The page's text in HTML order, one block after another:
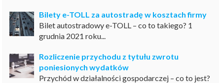
Bilety e-TOLL za autostradę w kosztach firmy
Bilet autostradowy e-TOLL – co to takiego? 1
grudnia 2021 roku...
Rozliczenie przychodu z tytułu zwrotu
poniesionych wydatków
Przychód w działalności gospodarczej – co to jest?